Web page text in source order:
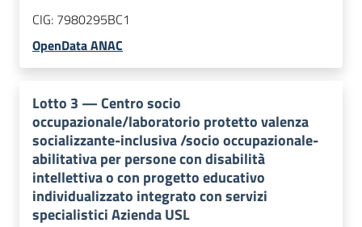
CIG: 7980295BC1
OpenData ANAC
Lotto 3 —Centro socio
occupazionale/laboratorio protetto valenza
socializzante-inclusiva /socio occupazionale-
abilitativa per persone con disabilità
intellettiva o con progetto educativo
individualizzato integrato con servizi
specialistici Azienda USL